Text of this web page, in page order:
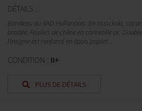
DÉTAILS :
Bandeau du RAD Hollandais. En tissu kaki,
brodée. Feuilles de chêne en cannetille or.
l'insigne est renforcé en épais papier....
CONDITION : II+
PLUS DE DÉTAILS